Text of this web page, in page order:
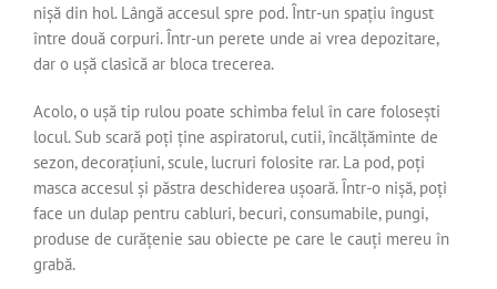
nișă din hol. Lângă accesul spre pod. Într-un spațiu îngust
între două corpuri. Într-un perete unde ai vrea depozitare,
dar o ușă clasică ar bloca trecerea.
Acolo, o ușă tip rulou poate schimba felul în care folosești
locul. Sub scară poți ține aspiratorul, cutii, încălțăminte de
sezon, decorațiuni, scule, lucruri folosite rar. La pod, poți
masca accesul și păstra deschiderea ușoară. Într-o nișă, poți
face un dulap pentru cabluri, becuri, consumabile, pungi,
produse de curățenie sau obiecte pe care le cauți mereu în
grabă.